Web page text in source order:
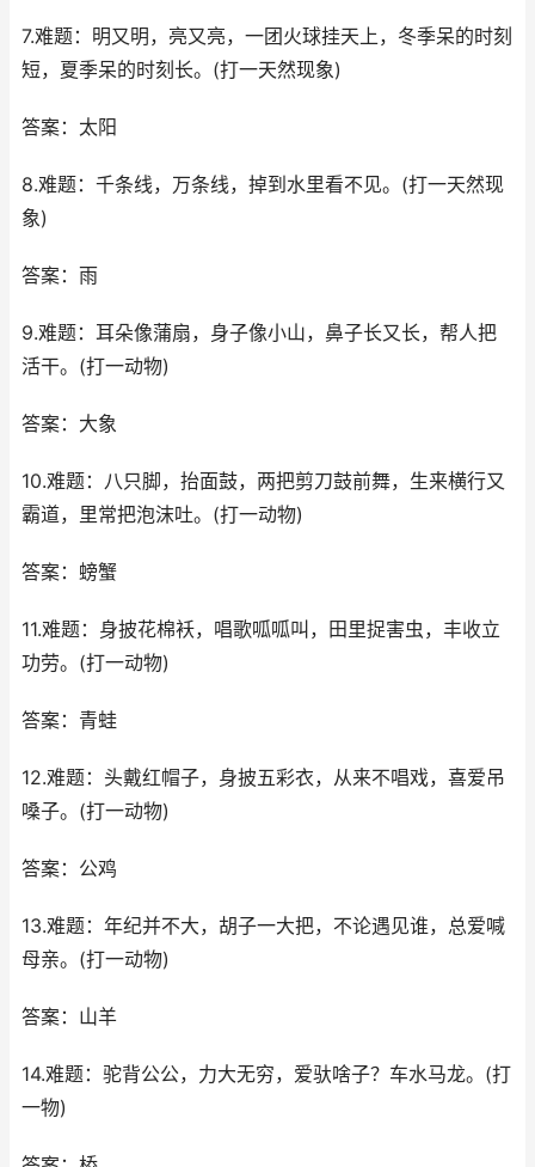
7.难题：明又明，亮又亮，一团火球挂天上，冬季呆的时刻
短，夏季呆的时刻长。(打一天然现象)
答案：太阳
8.难题：千条线，万条线，掉到水里看不见。(打一天然现
象)
答案：雨
9.难题：耳朵像蒲扇，身子像小山，鼻子长又长，帮人把
活干。(打一动物)
答案：大象
10.难题：八只脚，抬面鼓，两把剪刀鼓前舞，生来横行又
霸道，里常把泡沫吐。(打一动物)
答案：螃蟹
11.难题：身披花棉袄，唱歌呱呱叫，田里捉害虫，丰收立
功劳。(打一动物)
答案：青蛙
12.难题：头戴红帽子，身披五彩衣，从来不唱戏，喜爱吊
嗓子。(打一动物)
答案：公鸡
13.难题：年纪并不大，胡子一大把，不论遇见谁，总爱喊
母亲。(打一动物)
答案：山羊
14.难题：驼背公公，力大无穷，爱驮啥子？车水马龙。(打
一物)